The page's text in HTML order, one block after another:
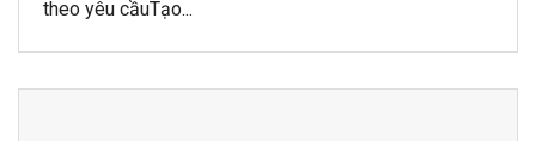
theo yêu cầuTạo...